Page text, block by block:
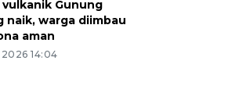
Gunung
naik, warga diimbau
aman
14:04